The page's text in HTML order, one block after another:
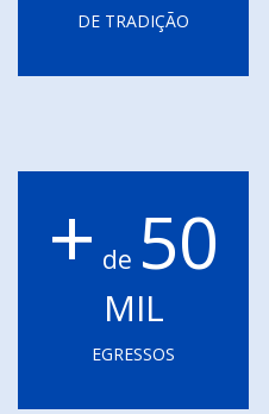
DE TRADIÇÃO
+ de 50
MIL
EGRESSOS